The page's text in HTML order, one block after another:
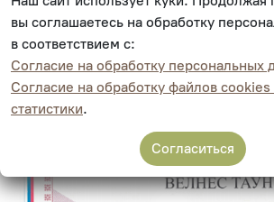
вы соглашаетесь на обработку
в соответствием с:
Согласие на обработку персональных
Согласие на обработку файлов cookies
статистики.
Согласиться